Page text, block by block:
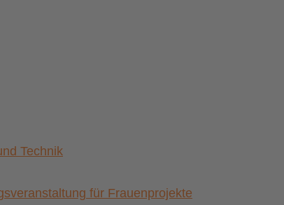
Technik
für Frauenprojekte